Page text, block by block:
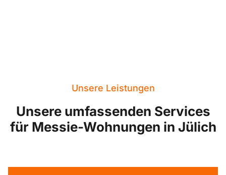
Unsere Leistungen
Unsere umfassenden Services
für Messie-Wohnungen in Jülich